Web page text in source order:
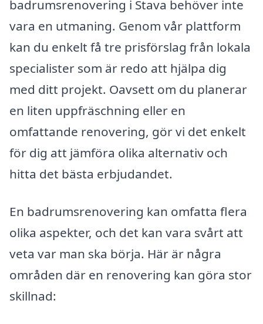
badrumsrenovering i Stava behöver inte
vara en utmaning. Genom vår plattform
kan du enkelt få tre prisförslag från lokala
specialister som är redo att hjälpa dig
med ditt projekt. Oavsett om du planerar
en liten uppfräschning eller en
omfattande renovering, gör vi det enkelt
för dig att jämföra olika alternativ och
hitta det bästa erbjudandet.
En badrumsrenovering kan omfatta flera
olika aspekter, och det kan vara svårt att
veta var man ska börja. Här är några
områden där en renovering kan göra stor
skillnad: